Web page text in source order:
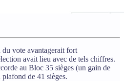
vote avantagerait fort
avait lieu avec de tels chiffres.
au Bloc 35 sièges (un gain de
de 41 sièges.